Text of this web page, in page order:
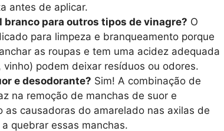
antes de aplicar.
branco para outros tipos de vinagre? O
para limpeza e branqueamento porque
as roupas e tem uma acidez adequada
podem deixar resíduos ou odores.
e desodorante? Sim! A combinação de
na remoção de manchas de suor e
causadoras do amarelado nas axilas de
quebrar essas manchas.